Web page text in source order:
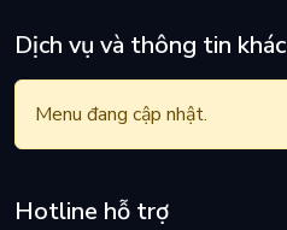
Dịch vụ và thông tin khác
Menu đang cập nhật.
Hotline hỗ trợ